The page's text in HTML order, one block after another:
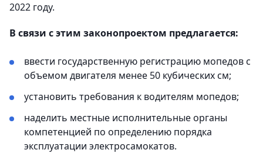
2022 году.
В связи с этим законопроектом предлагается:
ввести государственную регистрацию мопедов с
объемом двигателя менее 50 кубических см;
установить требования к водителям мопедов;
наделить местные исполнительные органы
компетенцией по определению порядка
эксплуатации электросамокатов.